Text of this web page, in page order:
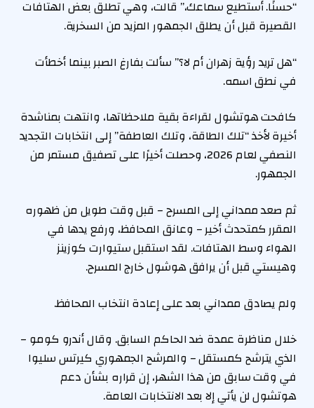
“حسنًا. أستطيع سماعك،” قالت، وهي تطلق بعض الهتافات
القصيرة قبل أن يطلق الجمهور المزيد من السخرية.
“هل تريد رؤية زهران أم لا؟” سألت بفارغ الصبر بينما أخطأت
في نطق اسمه.
كافحت هوتشول لقراءة بقية ملاحظاتها، وانتهت بمناشدة
أخيرة لأخذ “تلك الطاقة، وتلك العاطفة” إلى انتخابات التجديد
النصفي لعام 2026، وحصلت أخيرًا على تصفيق مستمر من
الجمهور.
ثم صعد ممداني إلى المسرح – قبل وقت طويل من ظهوره
المقرر كمتحدث أخير – وعانق المحافظ، ورفع يدها في
الهواء وسط الهتافات. لقد استقبل ستيوارت كوزينز
وهيستي قبل أن يرافق هوشول خارج المسرح.
ولم يصادق ممداني بعد على إعادة انتخاب المحافظ.
خلال مناظرة عمدة ضد الحاكم السابق. وقال أندرو كومو –
الذي يترشح كمستقل – والمرشح الجمهوري كيرتس سليوا
في وقت سابق من هذا الشهر، إن قراره بشأن دعم
هوتشول لن يأتي إلا بعد الانتخابات العامة.